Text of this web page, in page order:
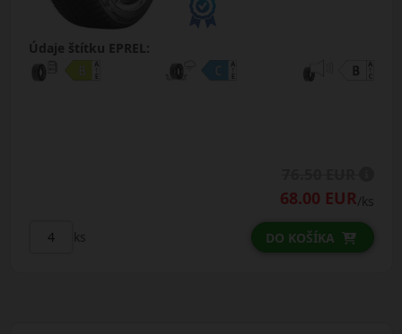
Údaje štítku EPREL:
68.00 EUR/ks
ks DO KOŠÍKA